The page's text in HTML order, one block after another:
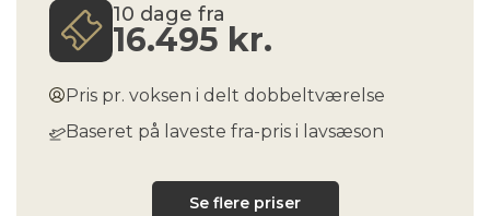
10 dage fra
16.495 kr.
Pris pr. voksen i delt dobbeltværelse
Baseret på laveste fra-pris i lavsæson
Se flere priser